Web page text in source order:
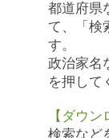
都道府県
て、「検
す。
政治家名
を押して
【ダウン
検索など